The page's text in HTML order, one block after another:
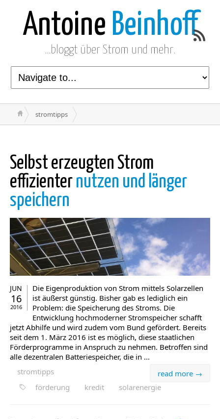
Antoine Beinhoff
…bloggt über Strom und mehr.
stromtipps
Selbst erzeugten Strom
effizienter nutzen und länger
speichern
JUN
16
2016
Die Eigenproduktion von Strom mittels Solarzellen
ist äußerst günstig. Bisher gab es lediglich ein
Problem: die Speicherung des Stroms. Die
Entwicklung hochmoderner Stromspeicher schafft
jetzt Abhilfe und wird zudem vom Bund gefördert. Bereits
seit dem 1. März 2016 ist es möglich, diese staatlichen
Förderprogramme in Anspruch zu nehmen. Betroffen sind
alle dezentralen Batteriespeicher, die in ...
read more →
stromtipps
förderung
kredit solarenergie